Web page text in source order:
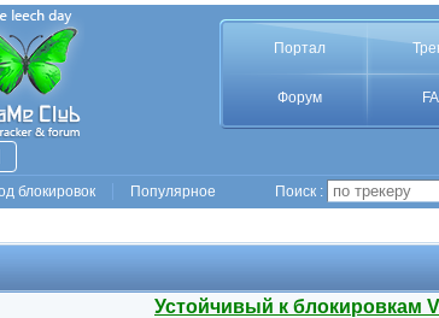
Портал
Форум
блокировок Популярное Поиск :
Устойчивый к блокировкам